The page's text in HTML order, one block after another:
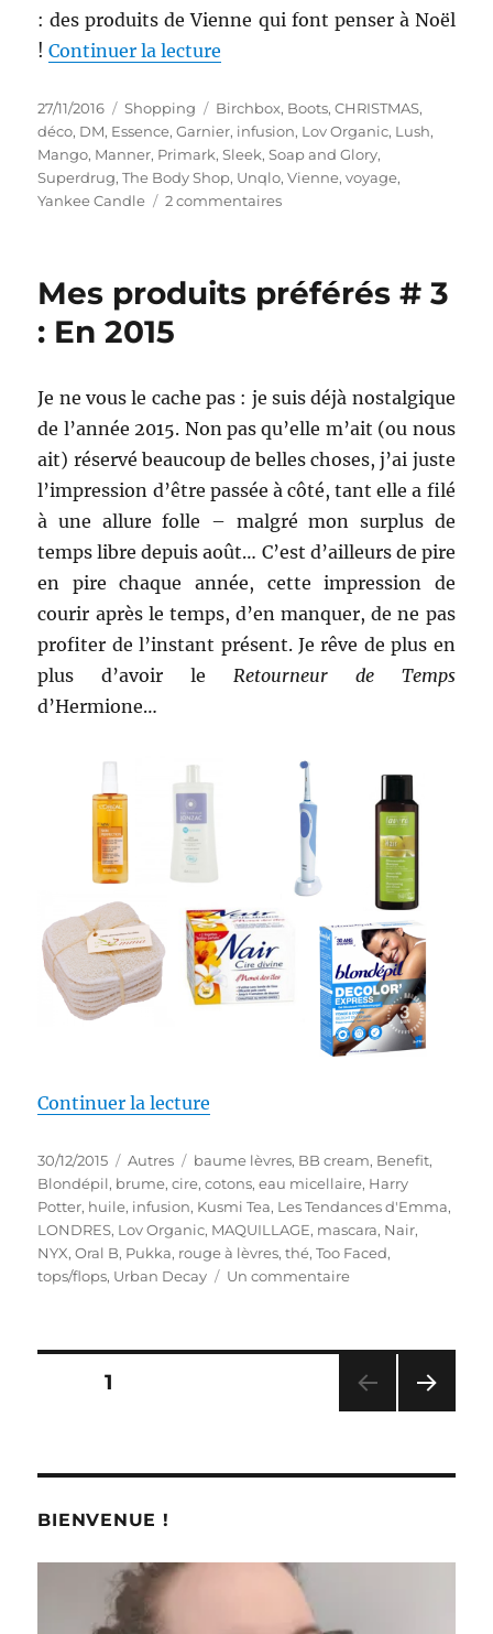
: des produits de Vienne qui font penser à Noël
!Continuer la lecture
Publié
le
27/11/2016 Catégories
Shopping Étiquettes
Birchbox, Boots,CHRISTMAS,
déco, DM, Essence,Garnier, infusion, Lov Organic, Lush,
Mango, Manner, Primark,Sleek,Soap and Glory,
Superdrug,The Body Shop, Unqlo,Vienne,voyage,
Yankee Candle
2 commentairessur
:
et/ou
de
Noël
Mes produits préférés # 3
: En 2015
Je ne vous le cache pas : je suis déjà nostalgique
de l’année 2015. Non pas qu’elle m’ait (ou nous
ait) réservé beaucoup de belles choses, j’ai juste
l’impression d’être passée à côté, tant elle a filé
à une allure folle – malgré mon surplus de
temps libre depuis août… C’est d’ailleurs de pire
en pire chaque année, cette impression de
courir après le temps, d’en manquer, de ne pas
profiter de l’instant présent. Je rêve de plus en
plus d’avoir le Retourneur de Temps
d’Hermione…
Continuer la lecture
Publié
le
30/12/2015 Catégories
Autres Étiquettes
baume lèvres, BB cream, Benefit,
Blondépil, brume,cire,cotons,eau micellaire, Harry
Potter, huile, infusion, Kusmi Tea, Les Tendances d'Emma,
LONDRES, Lov Organic, MAQUILLAGE, mascara, Nair,
NYX,Oral B, Pukka, rouge à lèvres,thé,Too Faced,
tops/flops, Urban Decay Un commentairesur
:
Pagination
publications
PAGE1
ANT
BIENVENUE !